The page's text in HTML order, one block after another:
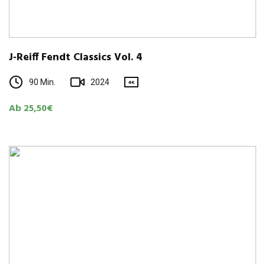
J‑Reiff Fendt Clas­sics Vol. 4
90 Min. 2024 4K
Ab 25,50€